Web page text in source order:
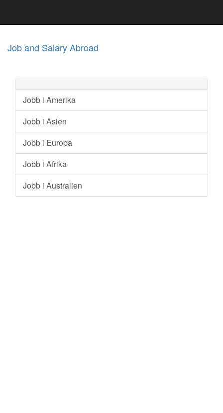
Job and Salary Abroad
Jobb i Amerika
Jobb i Asien
Jobb i Europa
Jobb i Afrika
Jobb i Australien